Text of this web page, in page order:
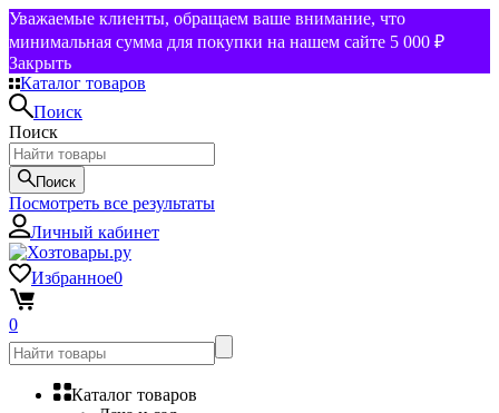
Уважаемые клиенты, обращаем ваше внимание, что
минимальная сумма для покупки на нашем сайте 5 000 ₽
Закрыть
Каталог товаров
Поиск
Поиск
Поиск
Посмотреть все результаты
Личный кабинет
Избранное0
0
Каталог товаров